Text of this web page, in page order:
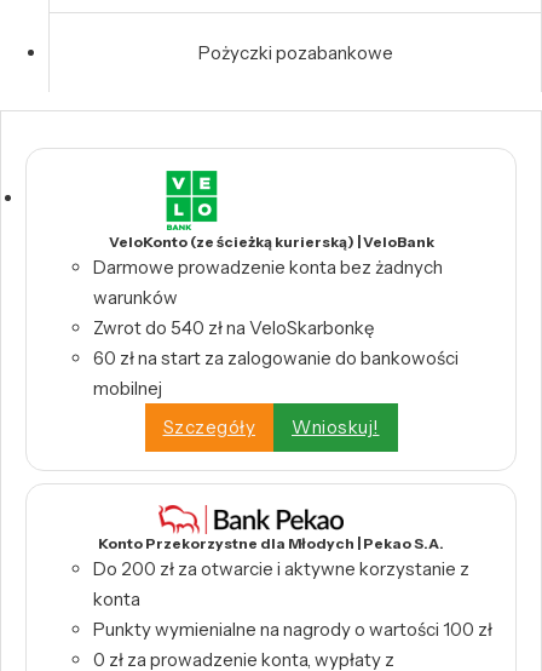
Pożyczki pozabankowe
VeloKonto (ze ścieżką kurierską) | VeloBank
Darmowe prowadzenie konta bez żadnych
warunków
Zwrot do 540 zł na VeloSkarbonkę
60 zł na start za zalogowanie do bankowości
mobilnej
Szczegóły
Wnioskuj!
Konto Przekorzystne dla Młodych | Pekao S.A.
Do 200 zł za otwarcie i aktywne korzystanie z
konta
Punkty wymienialne na nagrody o wartości 100 zł
0 zł za prowadzenie konta, wypłaty z